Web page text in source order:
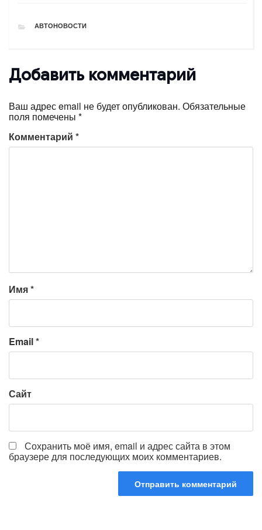
РУБРИКИ
АВТОНОВОСТИ
Добавить комментарий
Ваш адрес email не будет опубликован. Обязательные
поля помечены *
Комментарий *
Имя*
Email*
Сайт
Сохранить моё имя, email и адрес сайта в этом
браузере для последующих моих комментариев.